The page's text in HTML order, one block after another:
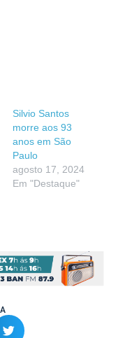
Silvio Santos
morre aos 93
anos em São
Paulo
agosto 17, 2024
Em "Destaque"